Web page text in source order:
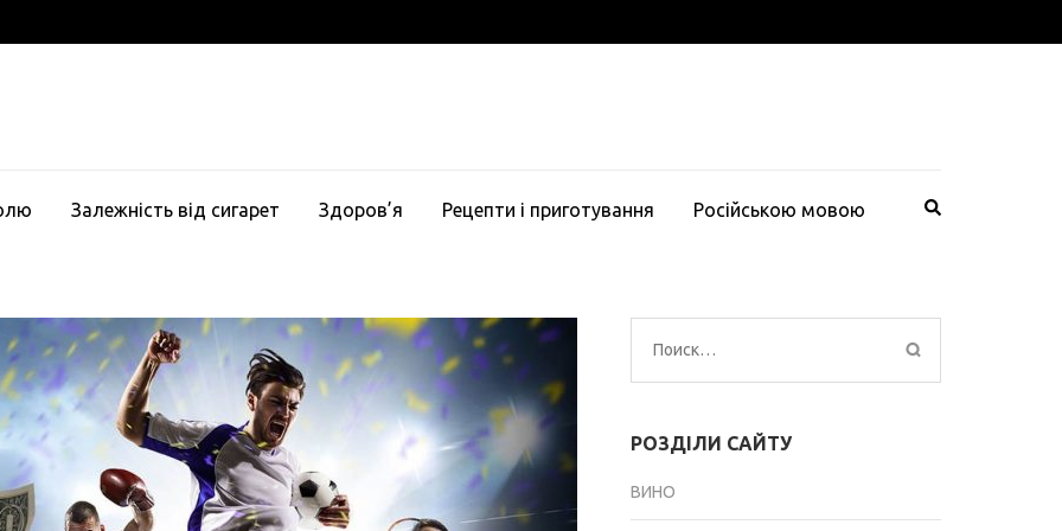
Залежність від сигарет Здоров’я Рецепти і приготування Російською мовою
Найти:
РОЗДІЛИ САЙТУ
ВИНО